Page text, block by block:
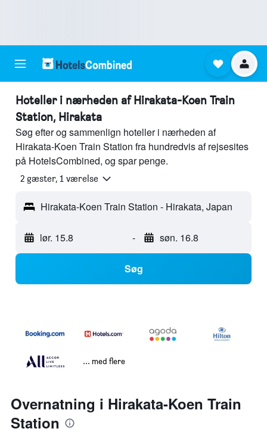
Hoteller i nærheden af Hirakata-Koen Train
Station, Hirakata
Søg efter og sammenlign hoteller i nærheden af
Hirakata-Koen Train Station fra hundredvis af rejsesites
på HotelsCombined, og spar penge.
2 gæster, 1 værelse
Hirakata-Koen Train Station - Hirakata, Japan
lør. 15.8 - søn. 16.8
Søg
... med flere
Overnatning i Hirakata-Koen Train
Station